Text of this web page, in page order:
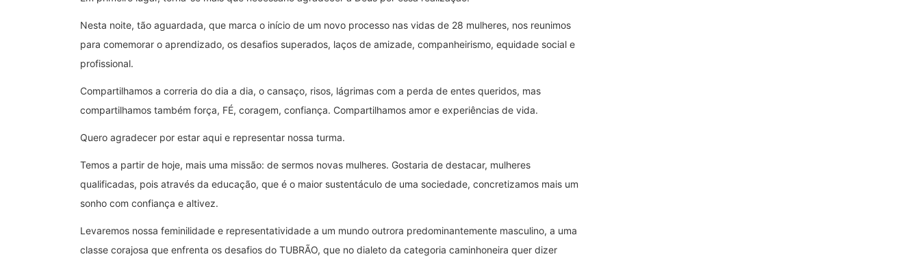
Nesta noite, tão aguardada, que marca o início de um novo processo nas vidas de 28 mulheres, nos reunimos
para comemorar o aprendizado, os desafios superados, laços de amizade, companheirismo, equidade social e
profissional.
Compartilhamos a correria do dia a dia, o cansaço, risos, lágrimas com a perda de entes queridos, mas
compartilhamos também força, FÉ, coragem, confiança. Compartilhamos amor e experiências de vida.
Quero agradecer por estar aqui e representar nossa turma.
Temos a partir de hoje, mais uma missão: de sermos novas mulheres. Gostaria de destacar, mulheres
qualificadas, pois através da educação, que é o maior sustentáculo de uma sociedade, concretizamos mais um
sonho com confiança e altivez.
Levaremos nossa feminilidade e representatividade a um mundo outrora predominantemente masculino, a uma
classe corajosa que enfrenta os desafios do TUBRÃO, que no dialeto da categoria caminhoneira quer dizer